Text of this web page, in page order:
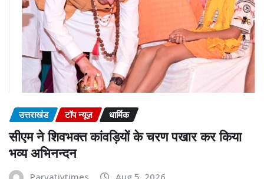
उत्तराखंड टॉप न्यूज़ धार्मिक
सीएम ने शिवभक्त कांवड़ियों के चरण पखार कर किया
भव्य अभिनन्दन
Parvatiytimes Aug 5, 2026